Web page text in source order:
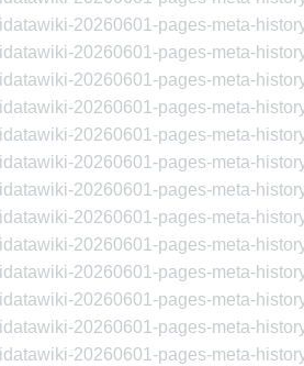
20260601-pages-meta-
20260601-pages-meta-
20260601-pages-meta-
20260601-pages-meta-
20260601-pages-meta-
20260601-pages-meta-
20260601-pages-meta-
20260601-pages-meta-
20260601-pages-meta-
20260601-pages-meta-
20260601-pages-meta-
20260601-pages-meta-
20260601-pages-meta-